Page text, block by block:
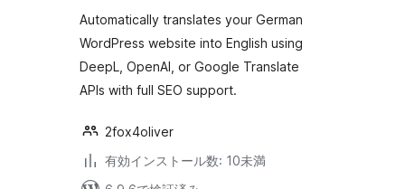
価
Automatically translates your German
WordPress website into English using
DeepL, OpenAI, or Google Translate
APIs with full SEO support.
2fox4oliver
有効インストール数: 10未満